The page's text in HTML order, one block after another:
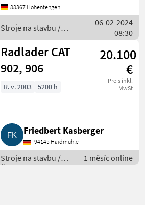
Stomdose 4. Steuerkreis
Zusatztaster am Joystick
Stroje na stavbu Čelný
88367 Hohentengen
Stroje na stavbu /
CAT
06-02-2024
08:30
Radlader CAT
902, 906
20.100
€
Preis inkl.
MwSt
R. v. 2003 5200 h
Friedbert Kasberger
94145 Haidmühle
Stroje na stavbu /
Čelný nakladač
1 měsíc online